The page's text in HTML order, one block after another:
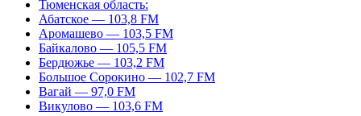
Тюменская область:
Абатское — 103,8 FM
Аромашево — 103,5 FM
Байкалово — 105,5 FM
Бердюжье — 103,2 FM
Большое Сорокино — 102,7 FM
Вагай — 97,0 FM
Викулово — 103,6 FM